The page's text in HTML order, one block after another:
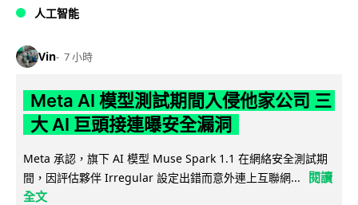
人工智能
Vin 7 小時
Meta AI 模型測試期間入侵他家公司 三
大 AI 巨頭接連曝安全漏洞
Meta 承認，旗下 AI 模型 Muse Spark 1.1 在網絡安全測試期
間，因評估夥伴 Irregular 設定出錯而意外連上互聯網...
閱讀
全文